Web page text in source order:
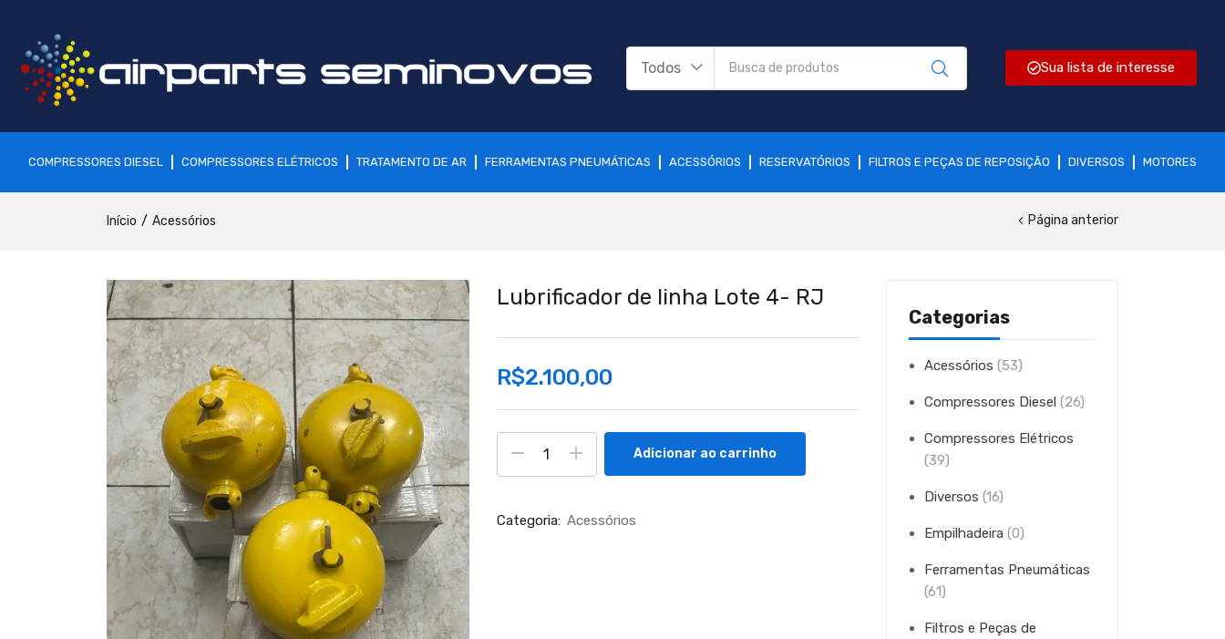
Todos Sua lista de interesse
COMPRESSORES DIESEL COMPRESSORES ELÉTRICOS TRATAMENTO DE AR FERRAMENTAS PNEUMÁTICAS ACESSÓRIOS RESERVATÓRIOS FILTROS E PEÇAS DE REPOSIÇÃO DIVERSOS MOTORES
Início Acessórios Página anterior
Categorias
Acessórios (53)
Compressores Diesel (26)
Compressores Elétricos
(39)
Diversos (16)
Empilhadeira (0)
Ferramentas Pneumáticas
(61)
Filtros e Peças de
Lubrificador de linha Lote 4- RJ
R$2.100,00
Adicionar ao carrinho
Categoria: Acessórios